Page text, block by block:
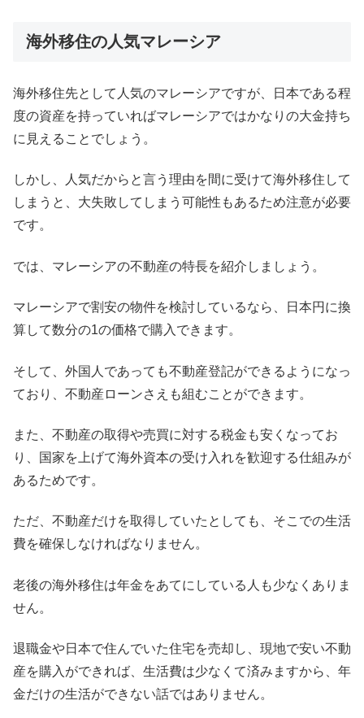
海外移住の人気マレーシア
海外移住先として人気のマレーシアですが、日本である程
度の資産を持っていればマレーシアではかなりの大金持ち
に見えることでしょう。
しかし、人気だからと言う理由を間に受けて海外移住して
しまうと、大失敗してしまう可能性もあるため注意が必要
です。
では、マレーシアの不動産の特長を紹介しましょう。
マレーシアで割安の物件を検討しているなら、日本円に換
算して数分の1の価格で購入できます。
そして、外国人であっても不動産登記ができるようになっ
ており、不動産ローンさえも組むことができます。
また、不動産の取得や売買に対する税金も安くなってお
り、国家を上げて海外資本の受け入れを歓迎する仕組みが
あるためです。
ただ、不動産だけを取得していたとしても、そこでの生活
費を確保しなければなりません。
老後の海外移住は年金をあてにしている人も少なくありま
せん。
退職金や日本で住んでいた住宅を売却し、現地で安い不動
産を購入ができれば、生活費は少なくて済みますから、年
金だけの生活ができない話ではありません。